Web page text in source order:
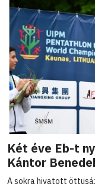
Két éve Eb-t
Kántor
A sokra hivatott